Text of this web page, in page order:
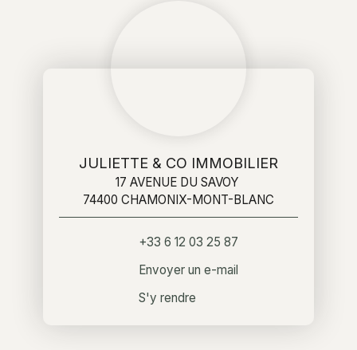
JULIETTE & CO IMMOBILIER
17 AVENUE DU SAVOY
74400 CHAMONIX-MONT-BLANC
+33 6 12 03 25 87
Envoyer un e-mail
S'y rendre